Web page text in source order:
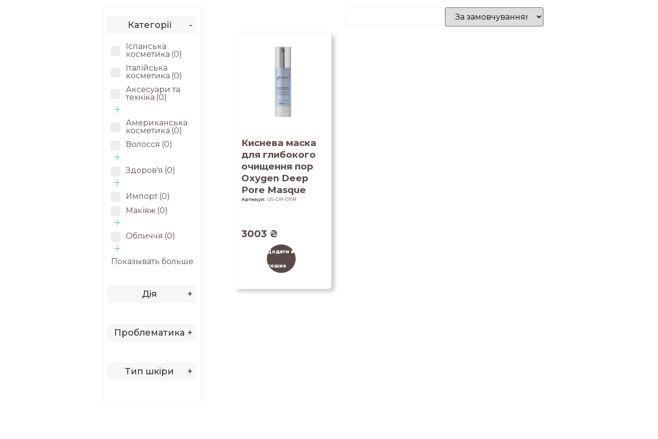
Категорії -
Іспанська
косметика (0)
Італійська
косметика (0)
Аксесуари та
техніка (0)
Американська
косметика (0)
Волосся (0)
Здоров'я (0)
Импорт (0)
Макіяж (0)
Обличчя (0)
Показывать больше
Дія +
Проблематика +
Тип шкіри +
Киснева маска
для глибокого
очищення пор
Oxygen Deep
Pore Masque
Артикул: US-GM-016R
3003 ₴
Додати в
кошик